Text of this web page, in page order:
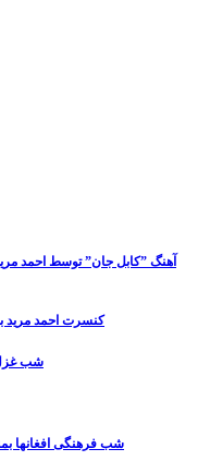
آهنگ ”کابل جان” توسط احمد
کنسرت احمد مرید
شب غزل
شب فرهنگی افغانها